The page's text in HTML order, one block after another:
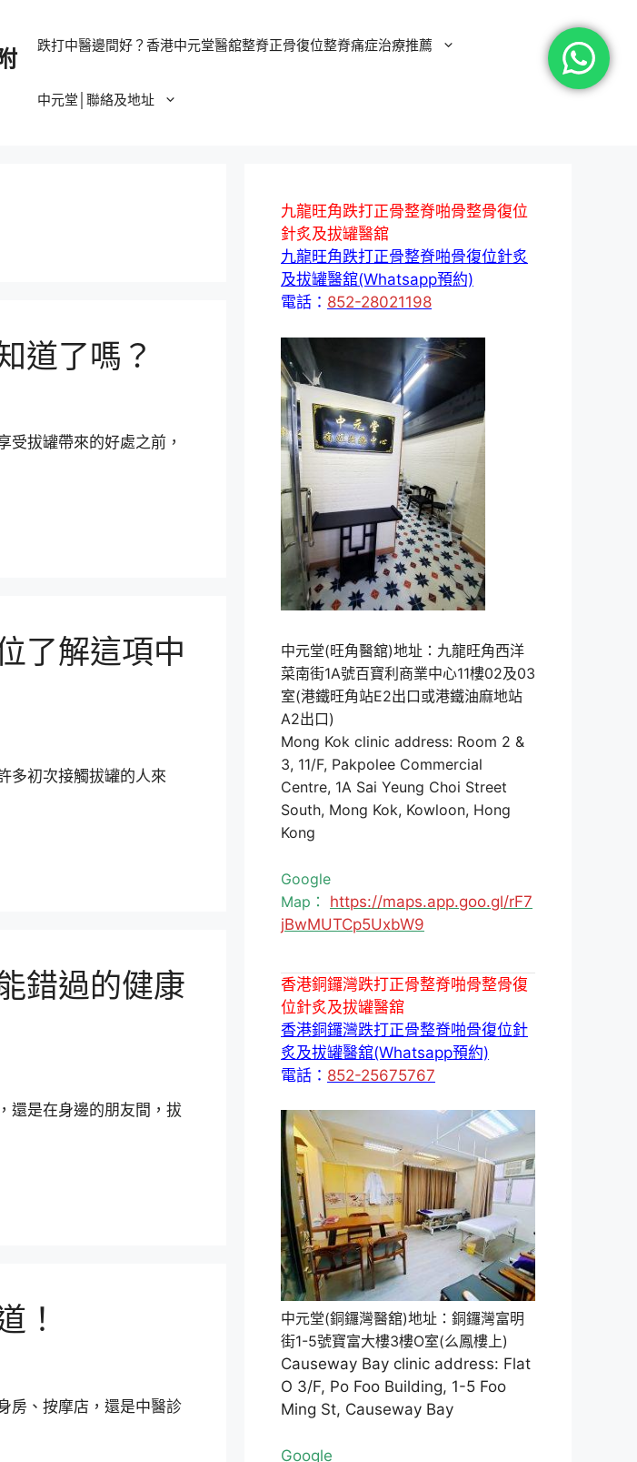
跌打中醫邊間好？香港中元堂醫舘整脊正骨復位整脊痛症治療推薦
中元堂│聯絡及地址
道了嗎？
受拔罐帶來的好處之前，
了解這項中
多初次接觸拔罐的人來
錯過的健康
還是在身邊的朋友間，拔
！
房、按摩店，還是中醫診
九龍旺角跌打正骨整脊啪骨整骨復位
針炙及拔罐醫舘
九龍旺角跌打正骨整脊啪骨復位針炙
及拔罐醫舘(Whatsapp預約)
電話： 852-28021198
中元堂(旺角醫舘)地址：九龍旺角西洋
菜南街1A號百寶利商業中心11樓02及03
室(港鐵旺角站E2出口或港鐵油麻地站
A2出口)
Mong Kok clinic address: Room 2 &
3, 11/F, Pakpolee Commercial
Centre, 1A Sai Yeung Choi Street
South, Mong Kok, Kowloon, Hong
Kong
Google
Map： https://maps.app.goo.gl/rF7
jBwMUTCp5UxbW9
香港銅鑼灣跌打正骨整脊啪骨整骨復
位針炙及拔罐醫舘
香港銅鑼灣跌打正骨整脊啪骨復位針
炙及拔罐醫舘(Whatsapp預約)
電話： 852-25675767
中元堂(銅鑼灣醫舘)地址：銅鑼灣富明
街1-5號寶富大樓3樓O室(么鳳樓上)
Causeway Bay clinic address: Flat
O 3/F, Po Foo Building, 1-5 Foo
Ming St, Causeway Bay
Google